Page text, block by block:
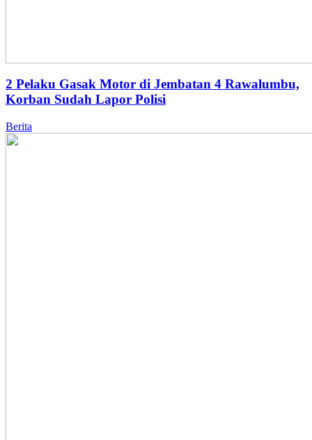
2 Pelaku Gasak Motor di Jembatan 4 Rawalumbu,
Korban Sudah Lapor Polisi
Berita